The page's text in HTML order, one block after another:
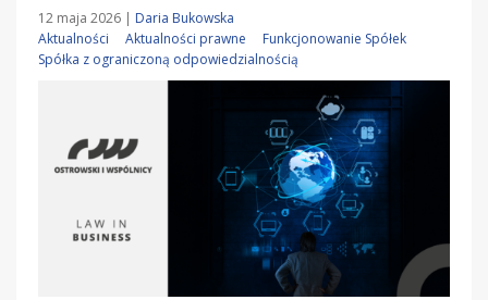
12 maja 2026 | Daria Bukowska
Aktualności
Aktualności prawne
Funkcjonowanie Spółek
Spółka z ograniczoną odpowiedzialnością